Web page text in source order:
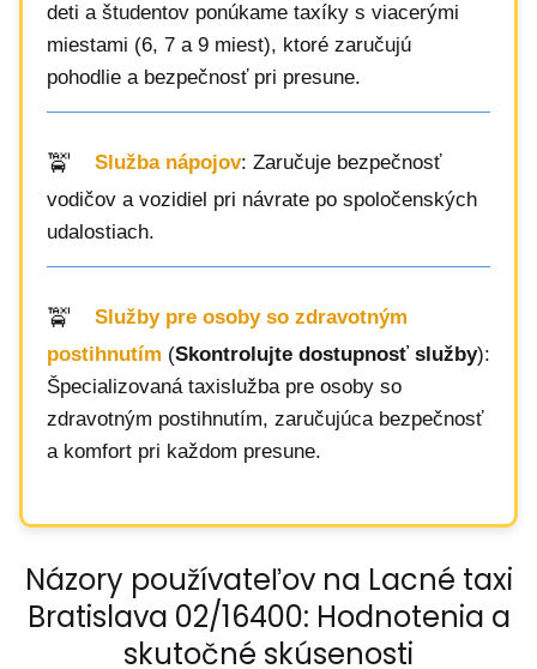
deti a študentov ponúkame taxíky s viacerými
miestami (6, 7 a 9 miest), ktoré zaručujú
pohodlie a bezpečnosť pri presune.
Služba nápojov: Zaručuje bezpečnosť
vodičov a vozidiel pri návrate po spoločenských
udalostiach.
Služby pre osoby so zdravotným
postihnutím (Skontrolujte dostupnosť služby):
Špecializovaná taxislužba pre osoby so
zdravotným postihnutím, zaručujúca bezpečnosť
a komfort pri každom presune.
Názory používateľov na Lacné taxi
Bratislava 02/16400: Hodnotenia a
skutočné skúsenosti